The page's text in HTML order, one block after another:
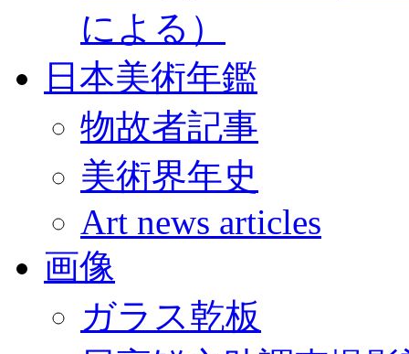
による）
日本美術年鑑
物故者記事
美術界年史
Art news articles
画像
ガラス乾板